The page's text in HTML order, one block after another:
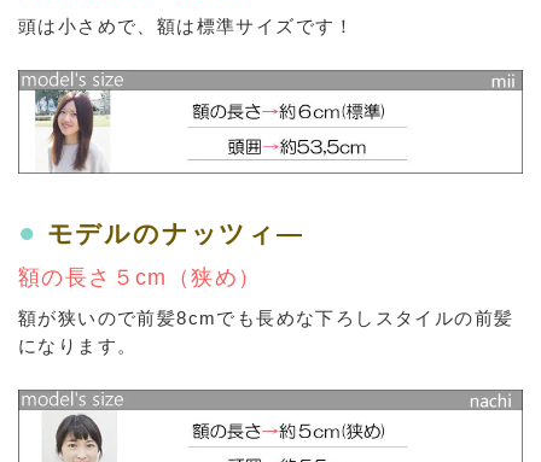
頭は小さめで、額は標準サイズです！
● モデルのナッツィ―
額の長さ５cm（狭め）
額が狭いので前髪8cmでも長めな下ろしスタイルの前髪
になります。